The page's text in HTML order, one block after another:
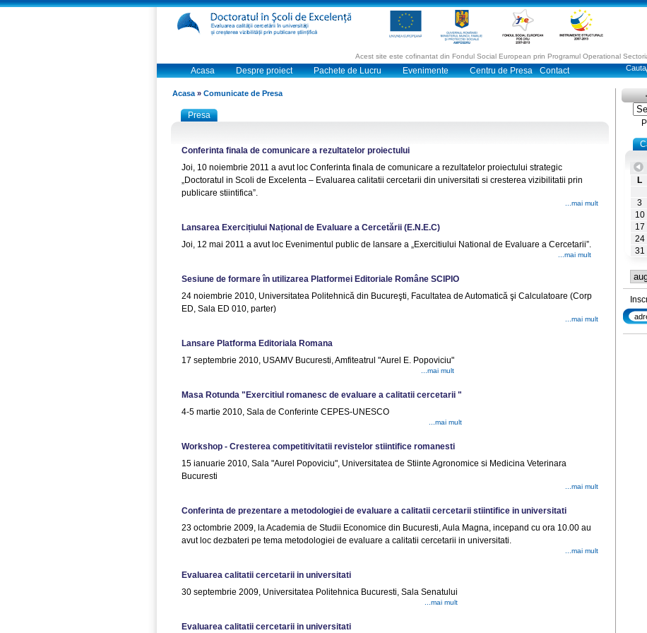
Acest site este cofinantat din Fondul Social European prin Programul Operational
Acasa Despre proiect Pachete de Lucru Evenimente Centru de Presa Contact
Acasa » Comunicate de Presa
Presa
Conferinta finala de comunicare a rezultatelor proiectului
Joi, 10 noiembrie 2011 a avut loc Conferinta finala de comunicare a rezultatelor proiectului strategic
„Doctoratul in Scoli de Excelenta – Evaluarea calitatii cercetarii din universitati si cresterea vizibilitatii prin
publicare stiintifica”.
...mai mult
Lansarea Exercițiului Național de Evaluare a Cercetării (E.N.E.C)
Joi, 12 mai 2011 a avut loc Evenimentul public de lansare a „Exercitiului National de Evaluare a Cercetarii”.
...mai mult
Sesiune de formare în utilizarea Platformei Editoriale Române SCIPIO
24 noiembrie 2010, Universitatea Politehnică din Bucureşti, Facultatea de Automatică şi Calculatoare (Corp
ED, Sala ED 010, parter)
...mai mult
Lansare Platforma Editoriala Romana
17 septembrie 2010, USAMV Bucuresti, Amfiteatrul "Aurel E. Popoviciu"
...mai mult
Masa Rotunda "Exercitiul romanesc de evaluare a calitatii cercetarii "
4-5 martie 2010, Sala de Conferinte CEPES-UNESCO
...mai mult
Workshop - Cresterea competitivitatii revistelor stiintifice romanesti
15 ianuarie 2010, Sala "Aurel Popoviciu", Universitatea de Stiinte Agronomice si Medicina Veterinara
Bucuresti
...mai mult
Conferinta de prezentare a metodologiei de evaluare a calitatii cercetarii stiintifice in universitati
23 octombrie 2009, la Academia de Studii Economice din Bucuresti, Aula Magna, incepand cu ora 10.00 au
avut loc dezbateri pe tema metodologiei de evaluare a calitatii cercetarii in universitati.
...mai mult
Evaluarea calitatii cercetarii in universitati
30 septembrie 2009, Universitatea Politehnica Bucuresti, Sala Senatului
...mai mult
Evaluarea calitatii cercetarii in universitati
L
3
10
17
24
31